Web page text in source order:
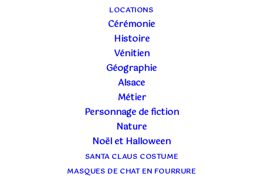
LOCATIONS
Cérémonie
Histoire
Vénitien
Géographie
Alsace
Métier
Personnage de fiction
Nature
Noël et Halloween
SANTA CLAUS COSTUME
MASQUES DE CHAT EN FOURRURE
LA COLOMBE